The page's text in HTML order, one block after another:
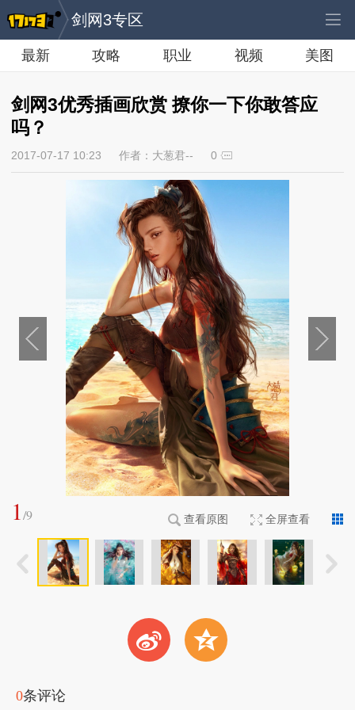
剑网3专区
最新 攻略 职业 视频 美图
剑网3优秀插画欣赏 撩你一下你敢答应
吗？
2017-07-17 10:23 作者：大葱君-- 0
1/9 查看原图 全屏查看
t z
0条评论